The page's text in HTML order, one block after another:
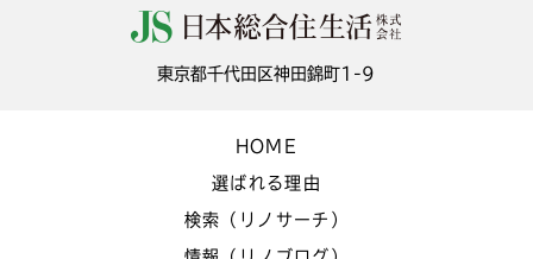
東京都千代田区神田錦町1-9
HOME
選ばれる理由
検索（リノサーチ）